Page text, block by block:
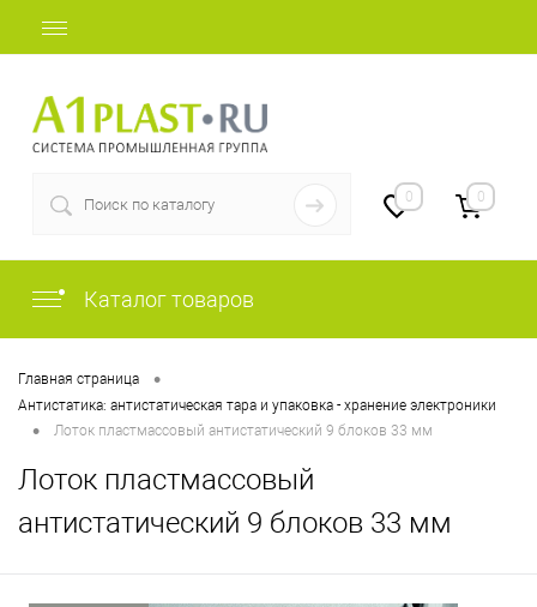
0 0
Каталог товаров
Главная страница •
Антистатика: антистатическая тара и упаковка - хранение электроники
• Лоток пластмассовый антистатический 9 блоков 33 мм
Лоток пластмассовый
антистатический 9 блоков 33 мм